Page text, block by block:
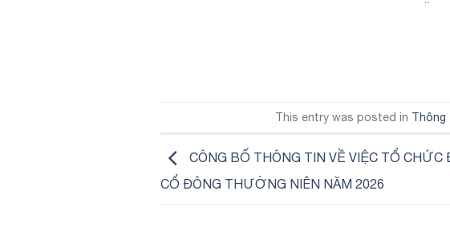
This entry was posted in Thông
CÔNG BỐ THÔNG TIN VỀ VIỆC TỔ CHỨC
CỔ ĐÔNG THƯỜNG NIÊN NĂM 2026